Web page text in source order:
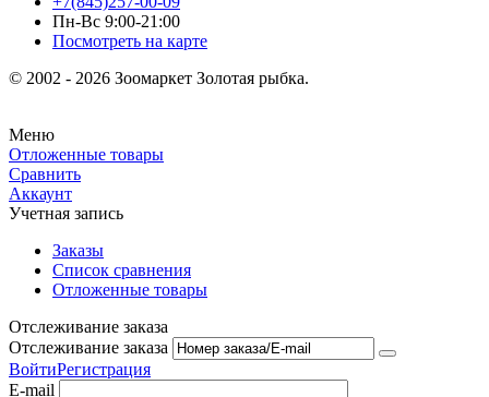
Пн-Вс 9:00-21:00
Посмотреть на карте
© 2002 - 2026 Зоомаркет Золотая рыбка.
Меню
Отложенные товары
Сравнить
Аккаунт
Учетная запись
Заказы
Список сравнения
Отложенные товары
Отслеживание заказа
Отслеживание заказа
ВойтиРегистрация
E-mail